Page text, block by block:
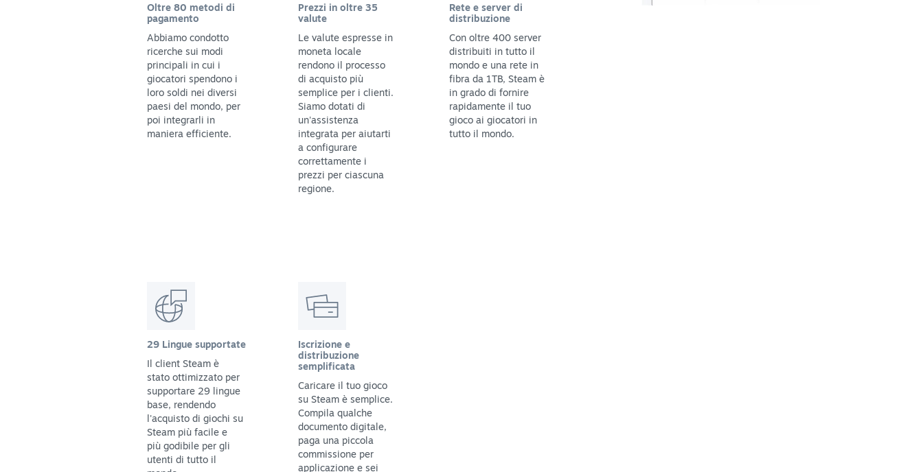
Oltre 80 metodi di
pagamento
Abbiamo condotto
ricerche sui modi
principali in cui i
giocatori spendono i
loro soldi nei diversi
paesi del mondo, per
poi integrarli in
maniera efficiente.
Prezzi in oltre 35
valute
Le valute espresse in
moneta locale
rendono il processo
di acquisto più
semplice per i clienti.
Siamo dotati di
un'assistenza
integrata per aiutarti
a configurare
correttamente i
prezzi per ciascuna
regione.
Rete e server di
distribuzione
Con oltre 400 server
distribuiti in tutto il
mondo e una rete in
fibra da 1TB, Steam è
in grado di fornire
rapidamente il tuo
gioco ai giocatori in
tutto il mondo.
29 Lingue supportate
Il client Steam è
stato ottimizzato per
supportare 29 lingue
base, rendendo
l'acquisto di giochi su
Steam più facile e
più godibile per gli
utenti di tutto il
Iscrizione e
distribuzione
semplificata
Caricare il tuo gioco
su Steam è semplice.
Compila qualche
documento digitale,
paga una piccola
commissione per
applicazione e sei